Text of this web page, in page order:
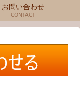
お問い合わせ
CONTACT